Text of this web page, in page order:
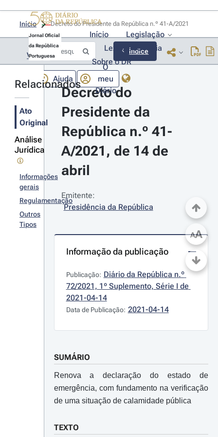
Jornal Oficial
da República
Portuguesa
Início
Legislação
Lexionário
Lia
Sobre o DR
Ajuda
O
meu
Diário
Início
Voltar Índice
Relacionados
Ato
Original
Análise
Jurídica
Informações
gerais
Regulamentação
Outros
Tipos
Decreto do
Presidente da
República n.º 41-
A/2021, de 14 de
abril
Emitente:
Presidência da República
Informação da publicação
Publicação: Diário da República n.º
72/2021, 1º Suplemento, Série I de
2021-04-14
Data de Publicação: 2021-04-14
SUMÁRIO
Renova a declaração do estado de
emergência, com fundamento na verificação
de uma situação de calamidade pública
TEXTO
AA